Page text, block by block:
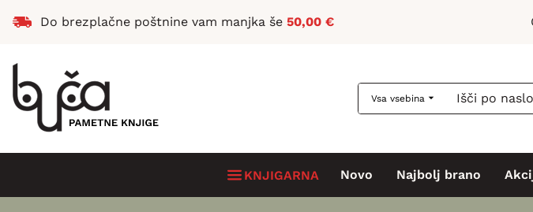
Do brezplačne poštnine vam manjka še 50,00 €
Vsa vsebina
KNJIGARNA Novo Najbolj brano